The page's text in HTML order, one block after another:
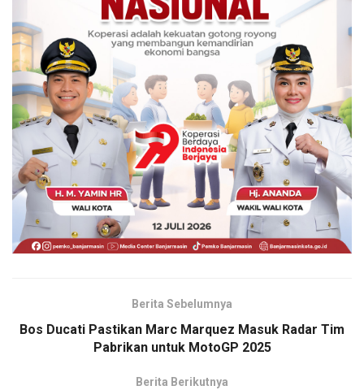
Berita Sebelumnya
Bos Ducati Pastikan Marc Marquez Masuk Radar Tim
Pabrikan untuk MotoGP 2025
Berita Berikutnya